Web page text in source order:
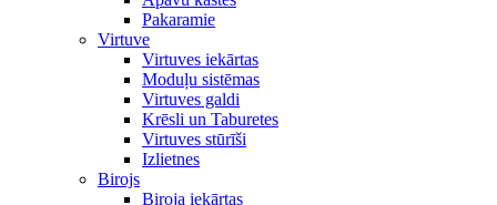
Pakaramie
Virtuve
Virtuves iekārtas
Moduļu sistēmas
Virtuves galdi
Krēsli un Taburetes
Virtuves stūrīši
Izlietnes
Birojs
Biroja iekārtas